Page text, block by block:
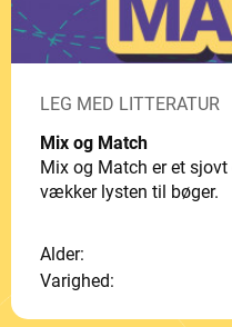
LEG MED LITTERATUR
Mix og Match
Mix og Match er et
vækker lysten til bøger.
Alder:
Varighed: